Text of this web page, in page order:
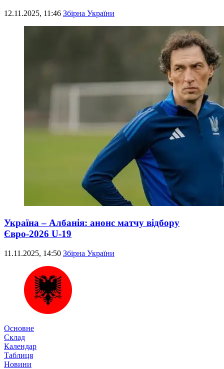
12.11.2025, 11:46 Збірна України
Україна – Албанія: анонс матчу відбору
Євро-2026 U-19
11.11.2025, 14:50 Збірна України
Основне
Склад
Календар
Таблиця
Новини